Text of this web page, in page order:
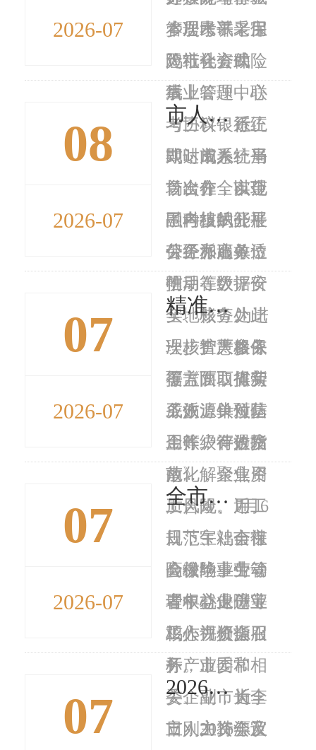
乡居民养老保
险社会资助
后，...
本次考试采用
无纸化方式，
线上答题，联
考三科，系统
即时阅卷、当
场出分，实现
了考核的公平
公正和高效透
明...
2026-07
管理水平，宝
鸡市社会保险
事业管理中心
与协议银行正
式达成系统平
台合作，以金
融科技赋能社
保经办服务，
推动在数据安
全、账务处
理、智慧服务
等方面取得新
成效。针对基
金账户待遇发
放...
08
2026-07
市人社局组织开展劳务派遣单位信用等级评价实地核查 近
期，市人社局
首次在全市范
围内组织开展
劳务派遣单位
信用等级评价
实地核查。此
次核查严格依
据《陕西省劳
务派遣单位信
用等级评价指
南》，聚焦资
质合规、用工
规范、社会保
险缴纳、劳动
者权益保障等
核心评价指
标，...
07
2026-07
精准宣讲进园区 社保服务暖企心---市社保中心做实做细失业工伤保险惠企服务 为进
一步扩大参保
覆盖面，抓实
工伤源头预防
工作，有效防
范化解企业用
工风险。近
日，宝鸡市社
会保险事业管
理中心走进宝
鸡人力资源服
务产业园和相
关企业，为全
市人力资源及
07
2026-07
全市高校毕业生等青年就业创业工作视频会召开 7月6
日下午，全市
高校毕业生等
青年就业创业
工作视频会召
开。市委常
委、副市长李
立刚主持会议
07
2026年宝鸡市服装行业职业技能竞赛开赛 近
日，2026年宝